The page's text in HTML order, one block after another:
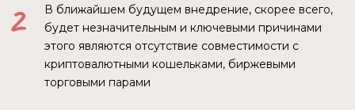
Достаточно популярной является концепция
сопряженных производств, имеющих единый
технический уровень и развивающихся синхронно.
укладов предопределяет неравномерный ход научно-